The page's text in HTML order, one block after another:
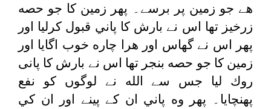
هے جو زمين پر برسے۔ پھر زمين كا جو حصه
زرخیز تھا اس نے بارش كا پاني قبول كرليا اور
پھر اس نے گھاس اور هرا چاره خوب اگايا اور
زمين كا جو حصه بنجر تھا اس نے بارش كا پانی
روك ليا جس سے الله نے لوگوں كو نفع
پهنچايا۔ پھر وه پاني ان كے پينے اور ان كي